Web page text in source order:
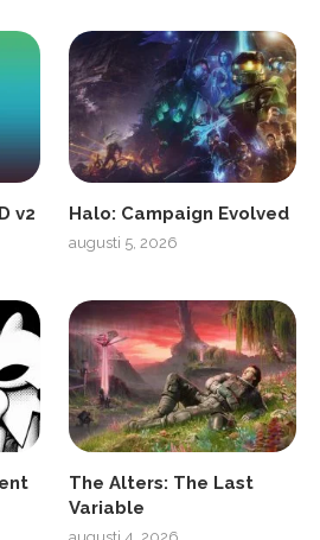
v2
Halo: Campaign Evolved
augusti 5, 2026
The Alters: The Last
Variable